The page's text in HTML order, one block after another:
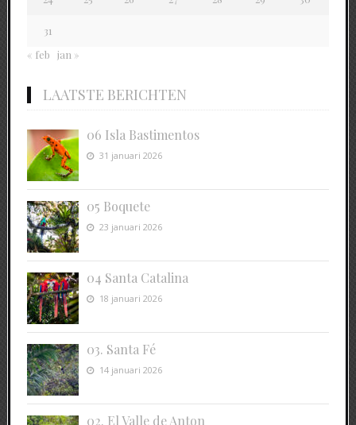
31
« feb jan »
LAATSTE BERICHTEN
06 Isla Bastimentos
31 januari 2026
05 Boquete
23 januari 2026
04 Santa Catalina
18 januari 2026
03. Santa Fé
14 januari 2026
02. El Valle de Anton